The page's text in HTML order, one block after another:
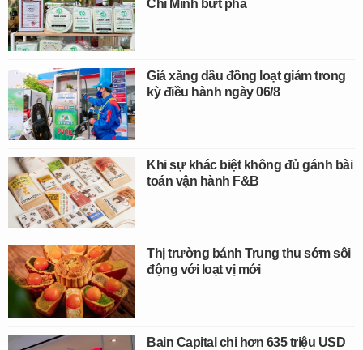
Chí Minh bứt phá
Giá xăng dầu đồng loạt giảm trong
kỳ điều hành ngày 06/8
Khi sự khác biệt không đủ gánh bài
toán vận hành F&B
Thị trường bánh Trung thu sớm sôi
động với loạt vị mới
Bain Capital chi hơn 635 triệu USD